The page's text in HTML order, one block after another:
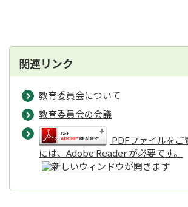
関連リンク
教育委員会について
教育委員会の会議
PDFファイルをご
には、Adobe Reader が必要です。